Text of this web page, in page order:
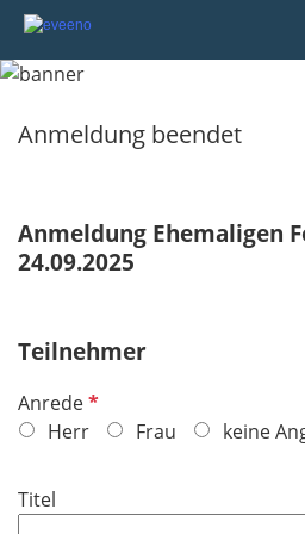
Anmeldung beendet
Anmeldung Ehemaligen
24.09.2025
Teilnehmer
AnredeP
f
c
Herr Frau keine
Titel